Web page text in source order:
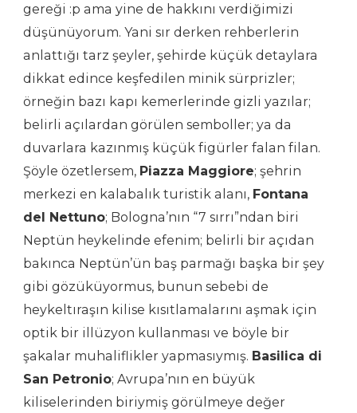
gereği :p ama yine de hakkını verdiğimizi
düşünüyorum. Yani sır derken rehberlerin
anlattığı tarz şeyler, şehirde küçük detaylara
dikkat edince keşfedilen minik sürprizler;
örneğin bazı kapı kemerlerinde gizli yazılar;
belirli açılardan görülen semboller; ya da
duvarlara kazınmış küçük figürler falan filan.
Şöyle özetlersem, Piazza Maggiore; şehrin
merkezi en kalabalık turistik alanı, Fontana
del Nettuno; Bologna’nın “7 sırrı”ndan biri
Neptün heykelinde efenim; belirli bir açıdan
bakınca Neptün’ün baş parmağı başka bir şey
gibi gözüküyormus, bunun sebebi de
heykeltıraşın kilise kısıtlamalarını aşmak için
optik bir illüzyon kullanması ve böyle bir
şakalar muhaliflikler yapmasıymış. Basilica di
San Petronio; Avrupa’nın en büyük
kiliselerinden biriymiş görülmeye değer